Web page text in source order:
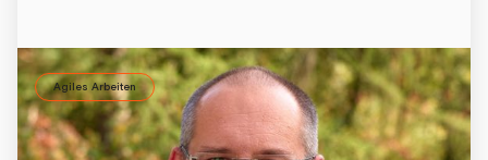
Agiles Arbeiten
Agile Führung: mehr Unterstützung, weniger
Anweisung